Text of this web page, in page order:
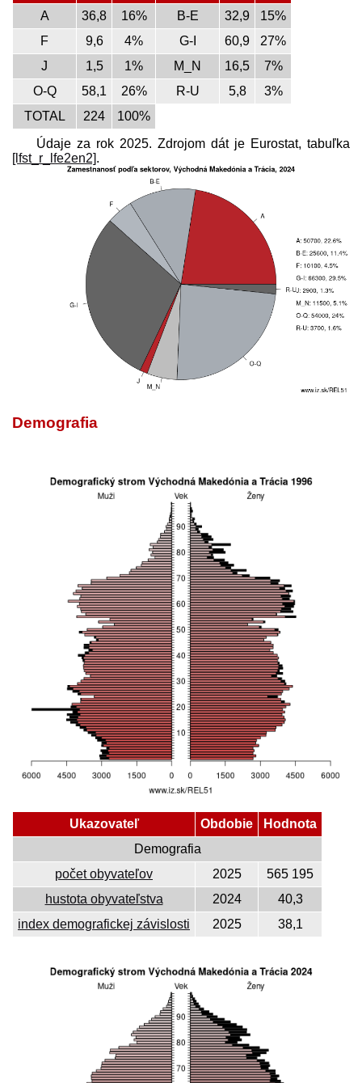
A
36,8 16% B-E 32,9
15%
F
9,6 4% G-I 60,9
27%
J
1,5 1% M_N 16,5
7%
O-Q
58,1 26% R-U 5,8
3%
TOTAL
224
100%
Údaje za rok 2025. Zdrojom dát je Eurostat, tabuľka
[lfst_r_lfe2en2].
Demografia
Ukazovateľ Obdobie
Hodnota
Demografia
počet obyvateľov
2025
565 195
hustota obyvateľstva
2024
40,3
index demografickej závislosti
2025 38,1